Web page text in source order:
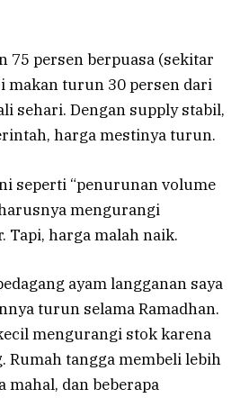
75 persen berpuasa (sekitar
makan turun 30 persen dari
sehari. Dengan supply stabil,
harga mestinya turun.
seperti “penurunan volume
mengurangi
Tapi, harga malah naik.
ayam langganan saya
turun selama Ramadhan.
mengurangi stok karena
Rumah tangga membeli lebih
mahal, dan beberapa